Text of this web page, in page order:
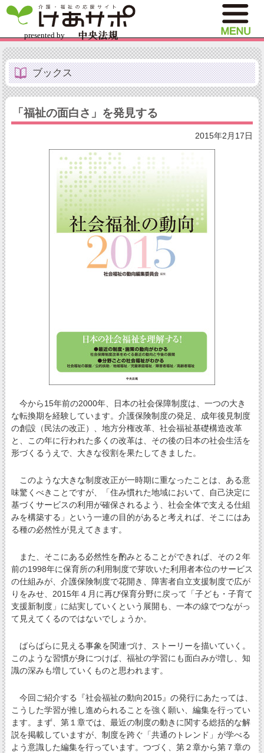
ブックス
「福祉の面白さ」を発見する
2015年2月17日
今から15年前の2000年、日本の社会保障制度は、一つの大き
な転換期を経験しています。介護保険制度の発足、成年後見制度
の創設（民法の改正）、地方分権改革、社会福祉基礎構造改革
と、この年に行われた多くの改革は、その後の日本の社会生活を
形づくるうえで、大きな役割を果たしてきました。
このような大きな制度改正が一時期に重なったことは、ある意
味驚くべきことですが、「住み慣れた地域において、自己決定に
基づくサービスの利用が確保されるよう、社会全体で支える仕組
みを構築する」という一連の目的があると考えれば、そこにはあ
る種の必然性が見えてきます。
また、そこにある必然性を酌みとることができれば、その２年
前の1998年に保育所の利用制度で芽吹いた利用者本位のサービス
の仕組みが、介護保険制度で花開き、障害者自立支援制度で広が
りをみせ、2015年４月に再び保育分野に戻って「子ども・子育て
支援新制度」に結実していくという展開も、一本の線でつながっ
て見えてくるのではないでしょうか。
ばらばらに見える事象を関連づけ、ストーリーを描いていく。
このような習慣が身につけば、福祉の学習にも面白みが増し、知
識の深みも増していくものと思われます。
今回ご紹介する『社会福祉の動向2015』の発行にあたっては、
こうした学習が推し進められることを強く願い、編集を行ってい
ます。まず、第１章では、最近の制度の動きに関する総括的な解
説を掲載していますが、制度を跨ぐ「共通のトレンド」が学べる
よう意識した編集を行っています。つづく、第２章から第７章の